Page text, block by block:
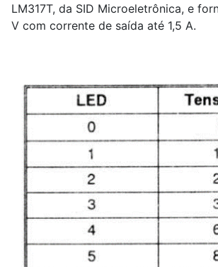
LM317T, da SID Microeletrônica, e
V com corrente de saída até 1,5 A.